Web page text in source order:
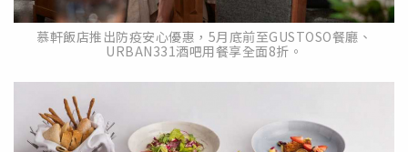
慕軒飯店推出防疫安心優惠，5月底前至GUSTOSO餐廳、
URBAN331酒吧用餐享全面8折。